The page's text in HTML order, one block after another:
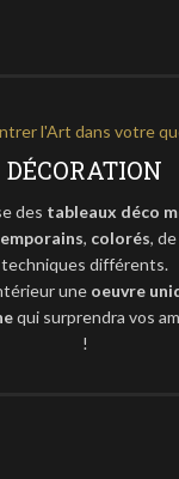
l'Art dans votre
DÉCORATION
des tableaux déco
, colorés,
techniques différents.
une oeuvre
qui surprendra vos
!